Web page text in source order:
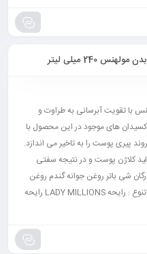
240 میلی لیتر
با تقویت آبرسانی به طراوت و
های موجود در این محصول با
پیری پوست را به تاخیر می اندازد.
کلاژن پوست و در نتیجه سفتی
شی باتر روغن جوانه گندم روغن
مورینگا عصاره آلوئه ورا حجم : 240 میلی لیتر تنوع : رایحه LADY MILLIONS رایحه